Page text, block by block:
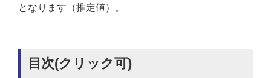
となります（推定値）。
目次(クリック可)